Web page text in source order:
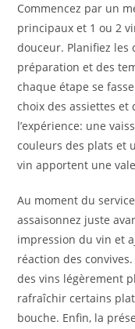
Commencez par un
principaux et 1 ou 2
douceur. Planifiez les
préparation et des
chaque étape se
choix des assiettes
l’expérience: une
couleurs des plats et
vin apportent une
Au moment du
assaisonnez juste
impression du vin et
réaction des
des vins légèrement
rafraîchir certains
bouche. Enfin, la